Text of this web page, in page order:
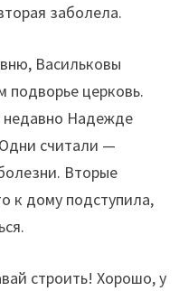
заболела.
Васильковы
подворье церковь.
недавно Надежде
считали —
Вторые
к дому подступила,
строить! Хорошо, у